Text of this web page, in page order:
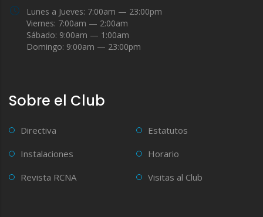
Lunes a Jueves: 7:00am — 23:00pm
Viernes: 7:00am — 2:00am
Sábado: 9:00am — 1:00am
Domingo: 9:00am — 23:00pm
Sobre el Club
Directiva
Estatutos
Instalaciones
Horario
Revista RCNA
Visitas al Club